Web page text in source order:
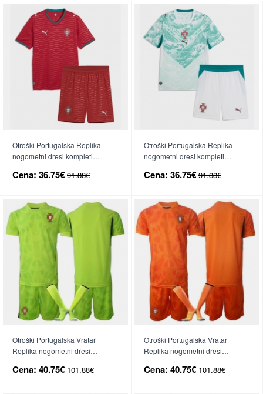
Otroški Portugalska Replika
nogometni dresi kompleti
(+ hlače)
Cena: 36.75€ 91.88€
Otroški Portugalska Replika
nogometni dresi kompleti
(+ hlače)
Cena: 36.75€ 91.88€
Otroški Portugalska Vratar
Replika nogometni dresi
Rokav (+ hlače)
Cena: 40.75€ 101.88€
Otroški Portugalska Vratar
Replika nogometni dresi
Kratek Rokav (+ hlače)
Cena: 40.75€ 101.88€